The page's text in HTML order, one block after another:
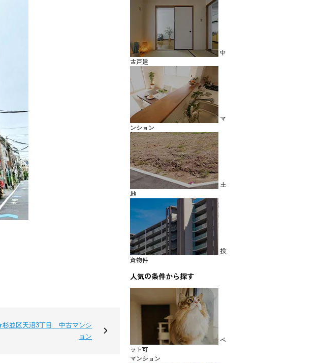
並区天沼3丁目 中古マンシ
ョン
中
古戸建
マ
ンション
土
地
投
資物件
人気の条件から探す
ペ
ット可
マンション